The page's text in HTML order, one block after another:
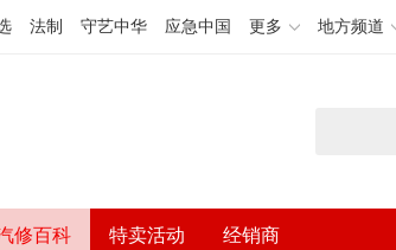
法制 守艺中华 应急中国 更多 地方频道
修百科 特卖活动 经销商